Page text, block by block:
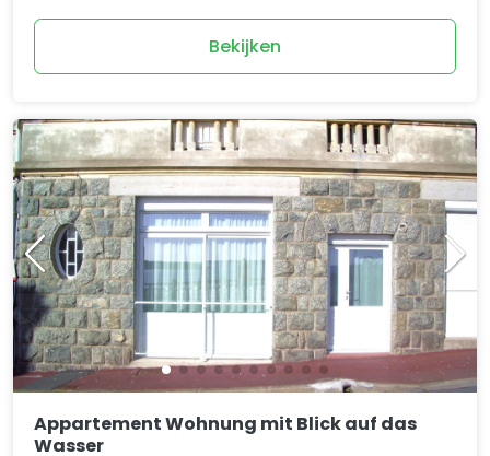
Bekijken
Appartement Wohnung mit Blick auf das
Wasser